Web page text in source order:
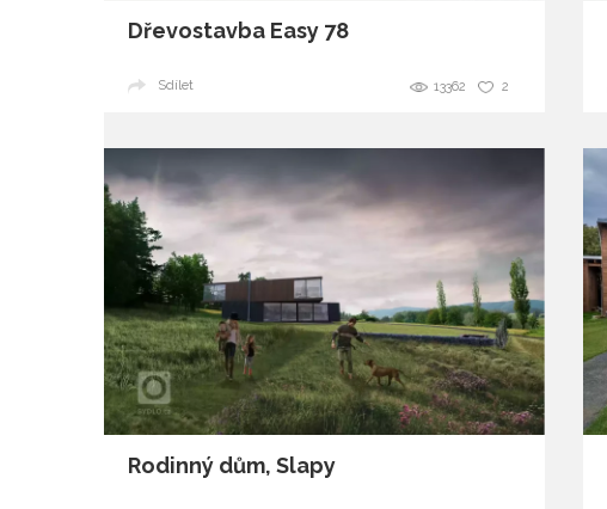
Dřevostavba Easy 78
2
13362
Sdílet
Rodinný dům, Slapy